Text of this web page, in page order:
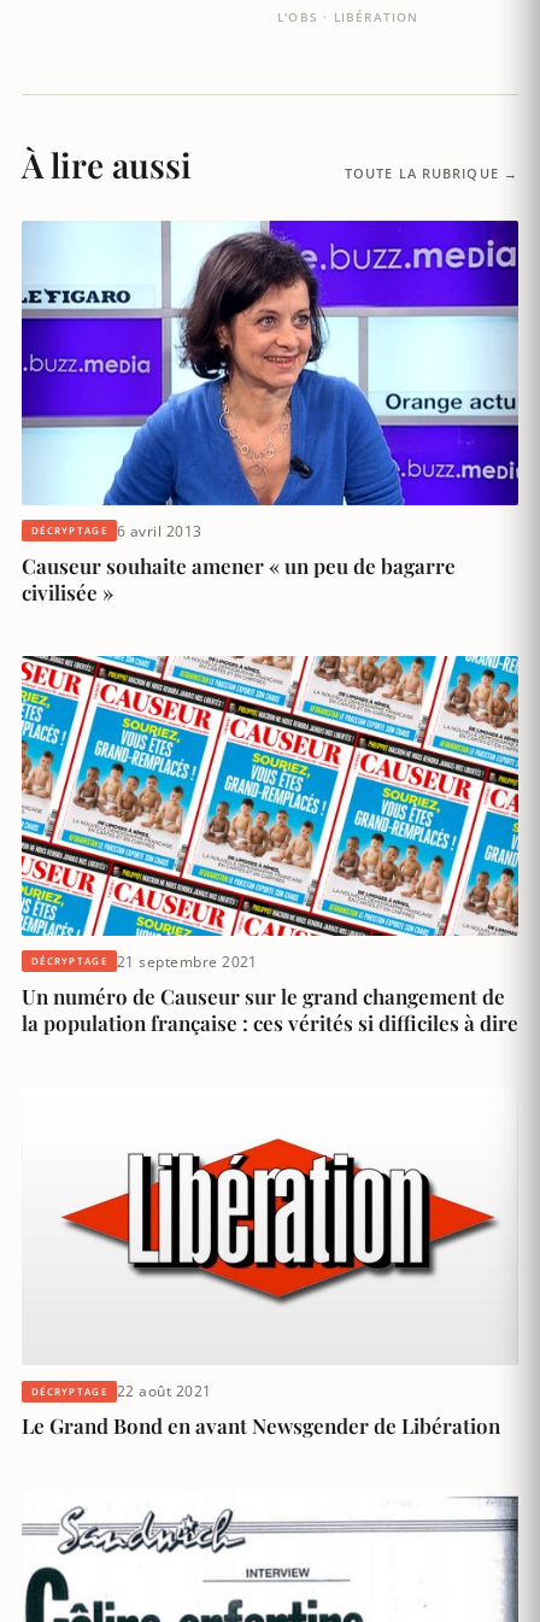
L'OBS · LIBÉRATION
À lire aussi TOUTE LA RUBRIQUE →
DÉCRYPTAGE 6 avril 2013
Causeur souhaite amener « un peu de bagarre
civilisée »
DÉCRYPTAGE 21 septembre 2021
Un numéro de Causeur sur le grand changement de
la population française : ces vérités si difficiles à dire
DÉCRYPTAGE 22 août 2021
Le Grand Bond en avant Newsgender de Libération